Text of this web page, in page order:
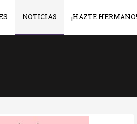
NOTICIAS ¡HAZTE HERMANO!